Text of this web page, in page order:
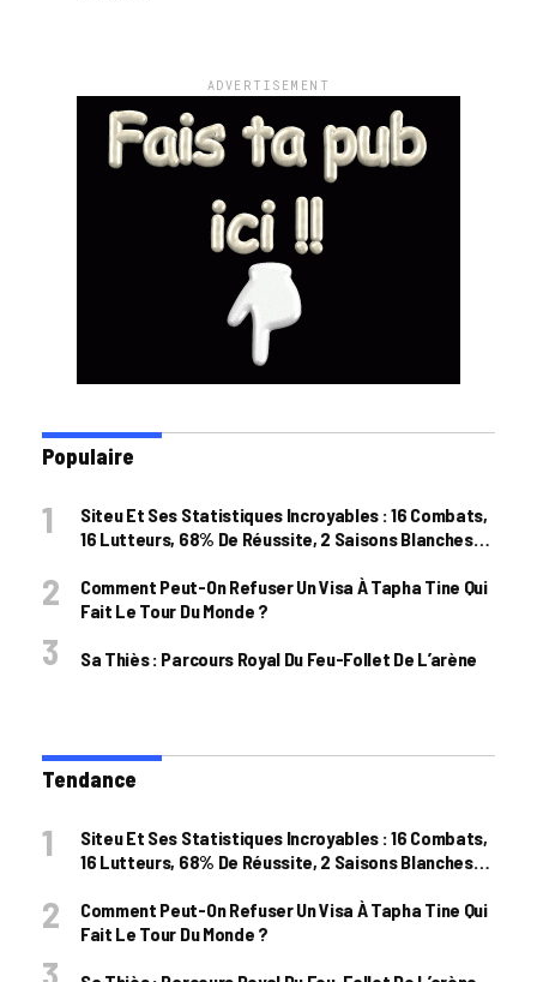
ADVERTISEMENT
Populaire
Siteu Et Ses Statistiques Incroyables : 16 Combats,
16 Lutteurs, 68% De Réussite, 2 Saisons Blanches…
Comment Peut-On Refuser Un Visa À Tapha Tine Qui
Fait Le Tour Du Monde ?
Sa Thiès : Parcours Royal Du Feu-Follet De L’arène
Tendance
Siteu Et Ses Statistiques Incroyables : 16 Combats,
16 Lutteurs, 68% De Réussite, 2 Saisons Blanches…
Comment Peut-On Refuser Un Visa À Tapha Tine Qui
Fait Le Tour Du Monde ?